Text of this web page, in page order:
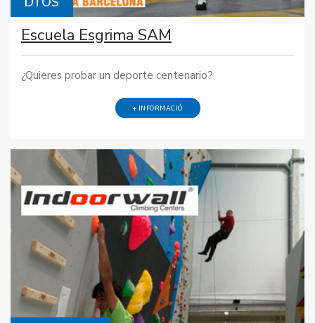
Escuela Esgrima SAM
¿Quieres probar un deporte centenario?
+ INFORMACIÓ